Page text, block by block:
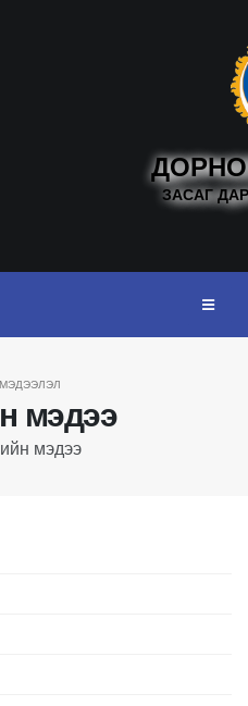
ЗАСАГ
мэдээ
мэдээ
МЭДЭЭЛЭЛ